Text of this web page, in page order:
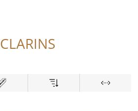
CLARINS